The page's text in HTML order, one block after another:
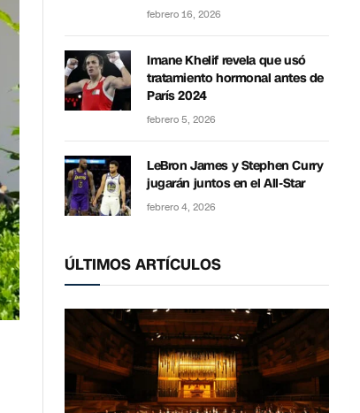
febrero 16, 2026
Imane Khelif revela que usó
tratamiento hormonal antes de
París 2024
febrero 5, 2026
LeBron James y Stephen Curry
jugarán juntos en el All-Star
febrero 4, 2026
ÚLTIMOS ARTÍCULOS